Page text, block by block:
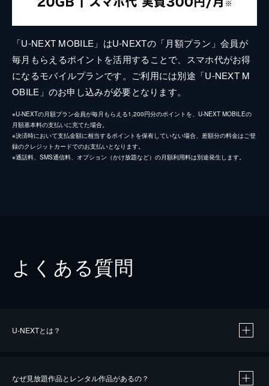
「U-NEXT MOBILE」はU-NEXTの「月額プラン」会員が
毎月もらえるポイントを活用することで、スマホ代がお得
になるモバイルプランです。ご利用には別途「U-NEXT M
OBILE」のお申し込みが必要となります。
※U-NEXTの月額プラン会員が毎月もらえる1,200円分のポイントを、U-NEXT MOBILEの
月額基本料の支払いに充てた場合。
※決済時において支払金額に相当するポイントを保有していない場合、差額分の料金はご登
録のクレジットカードでのお支払いとなります。
※通話料、SMS通信料、オプション（かけ放題など）の月額利用料は別途発生します。
よくある質問
U-NEXTとは？
なぜ見放題作品とレンタル作品があるの？